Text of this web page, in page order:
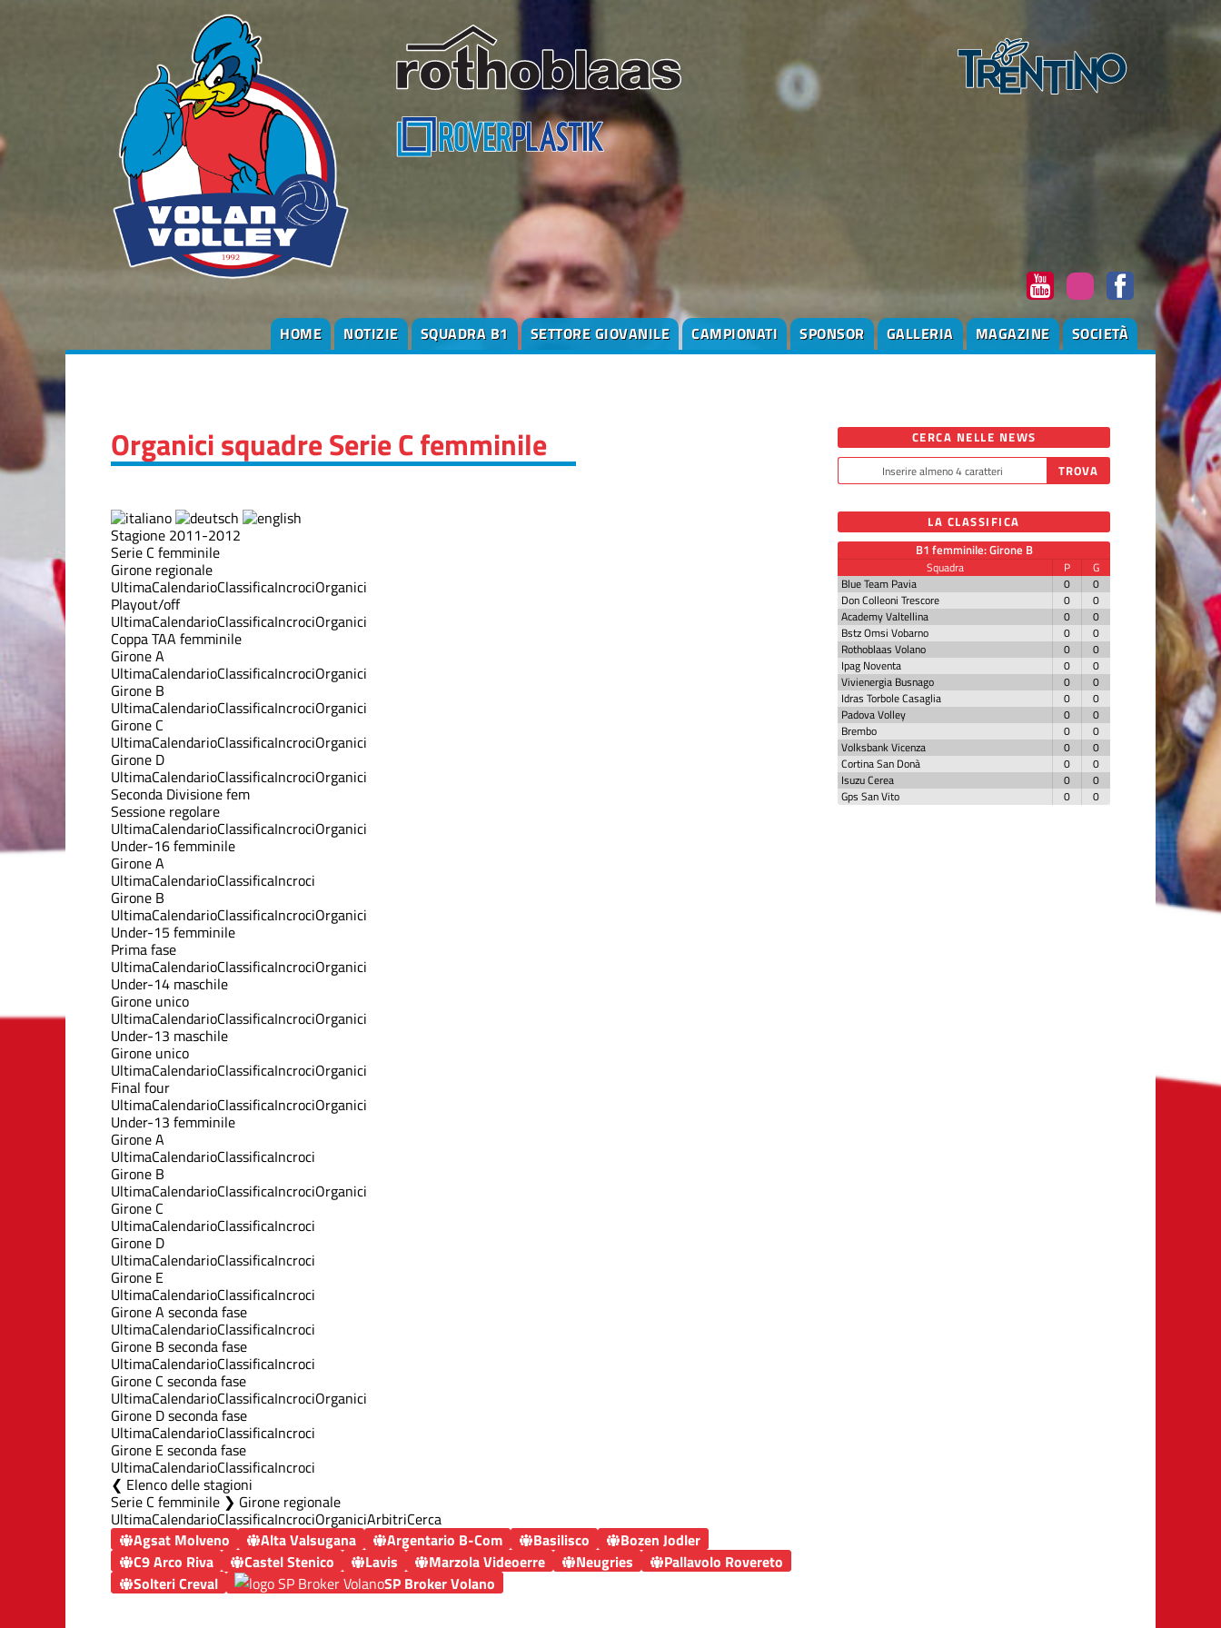
HOME NOTIZIE SQUADRA B1 SETTORE GIOVANILE CAMPIONATI SPONSOR GALLERIA MAGAZINE SOCIETÀ
Organici squadre Serie C femminile
Stagione 2011-2012
Serie C femminile
Girone regionale
UltimaCalendarioClassificaIncrociOrganici
Playout/off
UltimaCalendarioClassificaIncrociOrganici
Coppa TAA femminile
Girone A
UltimaCalendarioClassificaIncrociOrganici
Girone B
UltimaCalendarioClassificaIncrociOrganici
Girone C
UltimaCalendarioClassificaIncrociOrganici
Girone D
UltimaCalendarioClassificaIncrociOrganici
Seconda Divisione fem
Sessione regolare
UltimaCalendarioClassificaIncrociOrganici
Under-16 femminile
Girone A
UltimaCalendarioClassificaIncroci
Girone B
UltimaCalendarioClassificaIncrociOrganici
Under-15 femminile
Prima fase
UltimaCalendarioClassificaIncrociOrganici
Under-14 maschile
Girone unico
UltimaCalendarioClassificaIncrociOrganici
Under-13 maschile
Girone unico
UltimaCalendarioClassificaIncrociOrganici
Final four
UltimaCalendarioClassificaIncrociOrganici
Under-13 femminile
Girone A
UltimaCalendarioClassificaIncroci
Girone B
UltimaCalendarioClassificaIncrociOrganici
Girone C
UltimaCalendarioClassificaIncroci
Girone D
UltimaCalendarioClassificaIncroci
Girone E
UltimaCalendarioClassificaIncroci
Girone A seconda fase
UltimaCalendarioClassificaIncroci
Girone B seconda fase
UltimaCalendarioClassificaIncroci
Girone C seconda fase
UltimaCalendarioClassificaIncrociOrganici
Girone D seconda fase
UltimaCalendarioClassificaIncroci
Girone E seconda fase
UltimaCalendarioClassificaIncroci
Elenco delle stagioni
Serie C femminile ❯ Girone regionale
UltimaCalendarioClassificaIncrociOrganiciArbitriCerca
Agsat Molveno
Alta Valsugana Argentario B-Com Basilisco
Bozen Jodler
C9 Arco Riva
Castel Stenico Lavis Marzola Videoerre Neugries
Pallavolo Rovereto
Solteri Creval
SP Broker Volano
CERCA NELLE NEWS
LA CLASSIFICA
B1 femminile: Girone B
Squadra P
G
Blue Team Pavia
0
0
Don Colleoni Trescore
0
0
Academy Valtellina
0
0
Bstz Omsi Vobarno
0
0
Rothoblaas Volano
0
0
Ipag Noventa
0
0
Vivienergia Busnago
0
0
Idras Torbole Casaglia
0
0
Padova Volley
0
0
Brembo
0
0
Volksbank Vicenza
0
0
Cortina San Donà
0
0
Isuzu Cerea
0
0
Gps San Vito
0 0